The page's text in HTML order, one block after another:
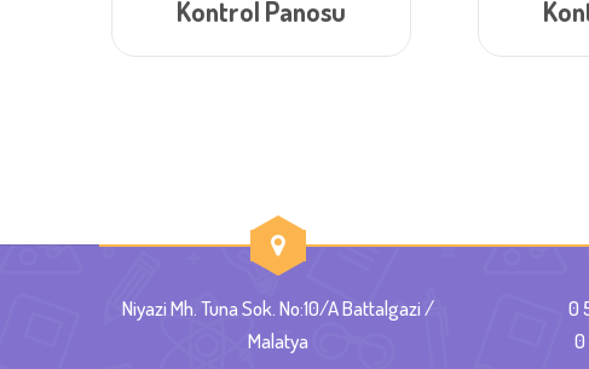
Kontrol Panosu
Niyazi Mh. Tuna Sok. No:10/A Battalgazi /
Malatya
0
0